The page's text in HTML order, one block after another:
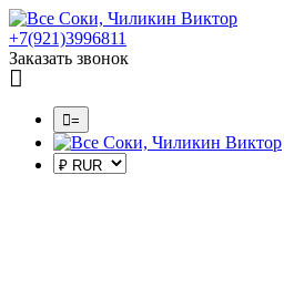
+7(921)3996811
Заказать звонок
=